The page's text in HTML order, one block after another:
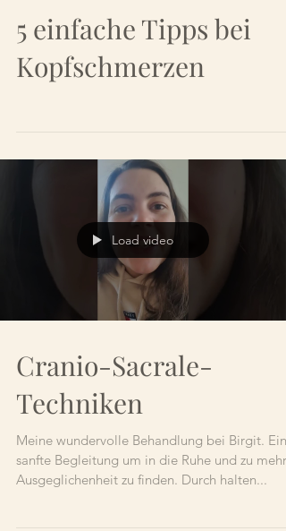
5 einfache Tipps bei
Kopfschmerzen
Load video
Cranio-Sacrale-
Techniken
Meine wundervolle Behandlung bei Birgit. Eine
sanfte Begleitung um in die Ruhe und zu mehr
Ausgeglichenheit zu finden. Durch halten...